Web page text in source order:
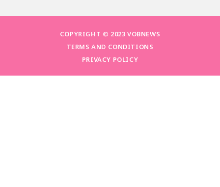
COPYRIGHT © 2023 VOBNEWS
TERMS AND CONDITIONS
PRIVACY POLICY